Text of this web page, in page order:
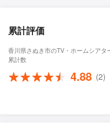
累計評価
香川県さぬき市のTV・ホームシアタ
累計数
4.88 (2)